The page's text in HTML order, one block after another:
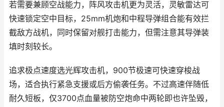
若需要兼顾空战能力，阵风攻击机更为灵活，灵敏雷达可
快速锁定空中目标，25mm机炮和中程导弹组合能有效拦
截敌方战机，同时保留对舰打击能力，但需注意其导弹装
填时刻较长。
追求极点速度选光辉攻击机，900节极速可快速穿梭战
场，适合执行紧急支援或后方偷袭任务。不过高速伴随低
耐久短板，仅3700点血量被防空炮命中两轮即也许坠毁，